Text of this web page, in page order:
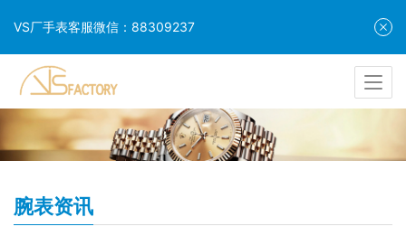
腕表资讯
VS厂手表客服微信：88309237